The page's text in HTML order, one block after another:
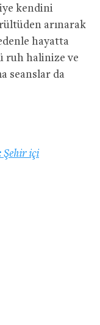
kendini
arınarak
hayatta
ruh halinize ve
seanslar da
Şehir içi